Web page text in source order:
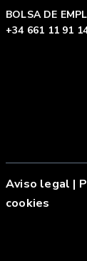
BOLSA DE
+34 661 11 91
Aviso legal |
cookies